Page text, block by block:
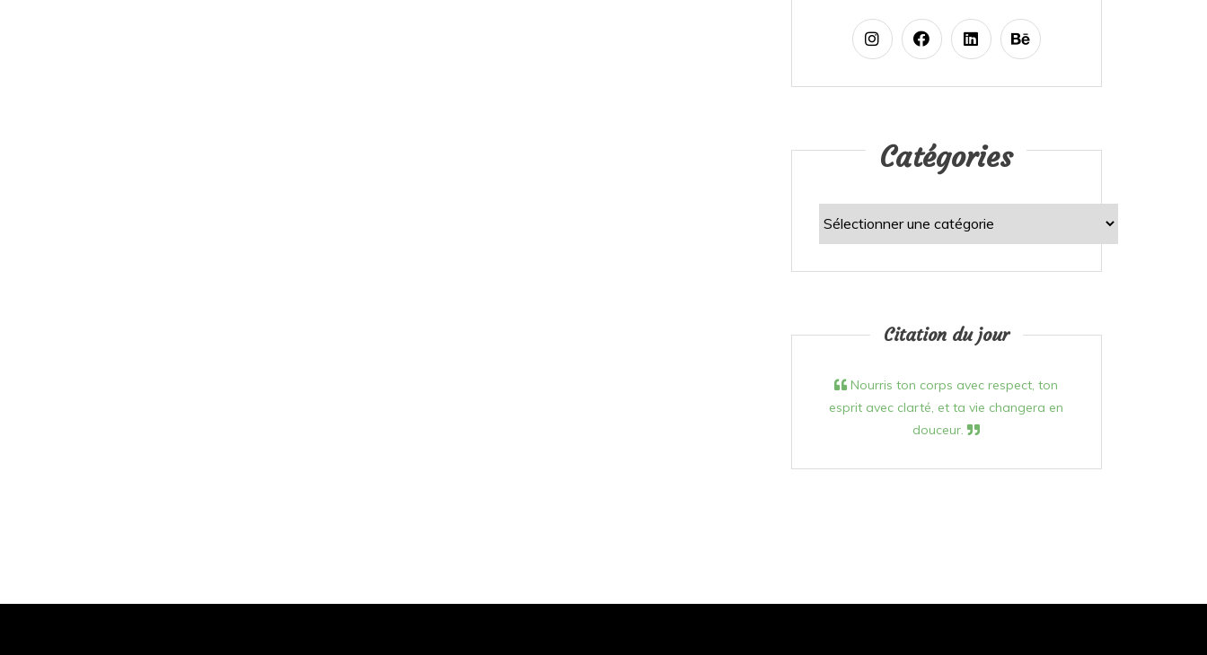
Catégories
Citation du jour
Nourris ton corps avec respect, ton
esprit avec clarté, et ta vie changera en
douceur.